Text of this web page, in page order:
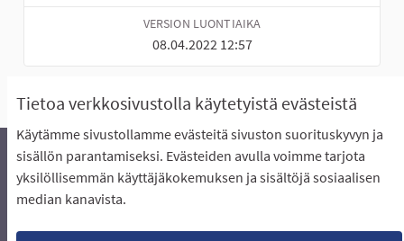
Tietoa verkkosivustolla käytetyistä evästeistä
Käytämme sivustollamme evästeitä sivuston suorituskyvyn ja
sisällön parantamiseksi. Evästeiden avulla voimme tarjota
yksilöllisemmän käyttäjäkokemuksen ja sisältöjä sosiaalisen
median kanavista.
VERSION LUONTIAIKA
08.04.2022 12:57
Äänestyksen pikaohjeet
Usein kysytyt kysymykset
Näin äänestät Asukasbudjetissa